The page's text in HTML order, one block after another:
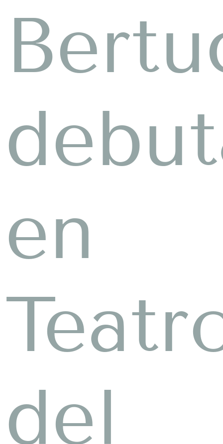
en
del